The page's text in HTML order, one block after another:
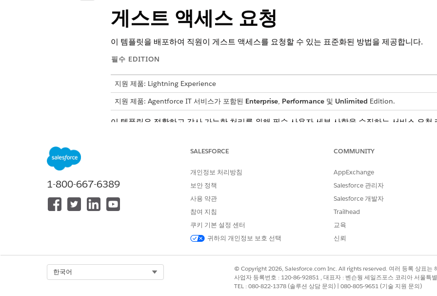
게스트 액세스 요청
이 템플릿을 배포하여 직원이 게스트 액세스를 요청할 수 있는 표준화된 방법을 제공합니다.
필수 EDITION
지원 제품: Lightning Experience
지원 제품: Agentforce IT 서비스가 포함된 Enterprise, Performance및 Unlimited Edition.
이 템플릿은 정확하고 감사 가능한 처리를 위해 필수 사용자 세부 사항을 수집하는 서비스 요청
이 템플릿의 인테이크 양식은 직원에게 다음 세부 사항을 수집합니다.
사무실 위치: 게스트 방문의 사무실 위치입니다.
액세스 시작 일자 및 시간: 게스트 액세스가 시작되는 날짜 및 시간입니다.
액세스 종료 일자 및 시간: 게스트 액세스가 만료되는 날짜 및 시간입니다.
게스트 이름: 액세스 권한이 필요한 모든 게스트의 전체 이름입니다.
게스트 수: 액세스가 필요한 총 게스트 수입니다.
이 서비스 프로세스는 수동 처리를 위한 요청을 IT 팀에 라우팅합니다. 관리자 승인 또는 자동
도록 Flow Builder에서 플로를 구축할 수 있습니다.
1-800-667-6389
SALESFORCE
개인정보 처리방침
보안 정책
사용 약관
참여 지침
쿠키 기본 설정 센터
귀하의 개인정보 보호 선택
COMMUNITY
AppExchange
Salesforce 관리자
Salesforce 개발자
Trailhead
교육
신뢰
한국어
© Copyright 2026, Salesforce.com Inc. All rights reserved. 여러 등록 상표는
사업자 등록번호 : 120-86-92851 , 대표자 : 벤슨웡 세일즈포스 코리아 서울
TEL : 080-822-1378 (솔루션 상담 문의) | 080-805-9651 (기술 지원 문의)